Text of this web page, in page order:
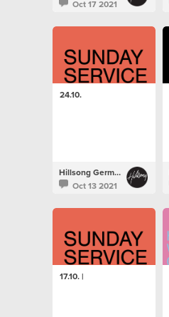
Oct 17 2021
24.10.
Hillsong Germany
Oct 13 2021
17.10. |